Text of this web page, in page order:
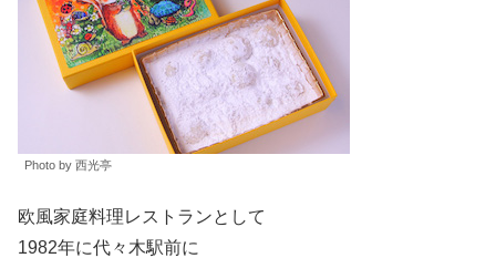
Photo by 西光亭
欧風家庭料理レストランとして
1982年に代々木駅前に